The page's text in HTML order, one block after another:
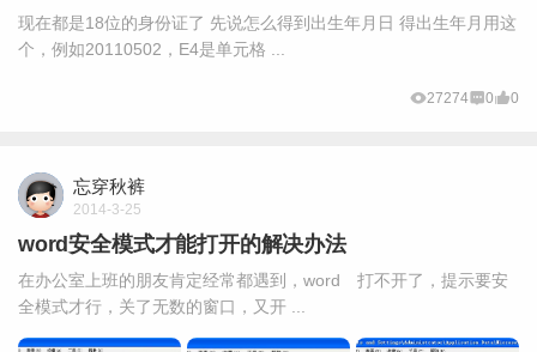
现在都是18位的身份证了 先说怎么得到出生年月日 得出生年月用这
个，例如20110502，E4是单元格 ...
27274 0 0
忘穿秋裤
2014-3-25
word安全模式才能打开的解决办法
在办公室上班的朋友肯定经常都遇到，word 打不开了，提示要安
全模式才行，关了无数的窗口，又开 ...